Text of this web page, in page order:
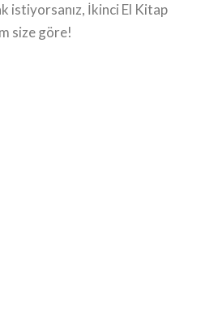
istiyorsanız, İkinci El Kitap
size göre!